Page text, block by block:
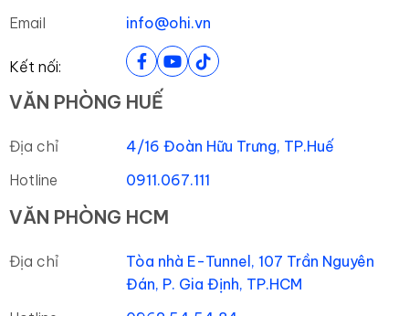
Email
info@ohi.vn
Kết nối:
VĂN PHÒNG HUẾ
Địa chỉ
4/16 Đoàn Hữu Trưng, TP.Huế
Hotline
0911.067.111
VĂN PHÒNG HCM
Địa chỉ
Tòa nhà E-Tunnel, 107 Trần Nguyên
Đán, P. Gia Định, TP.HCM